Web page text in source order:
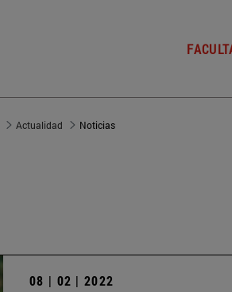
Actualidad Noticias
08 | 02 | 2022